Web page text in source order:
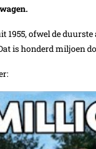
1955, ofwel de
is honderd miljoen